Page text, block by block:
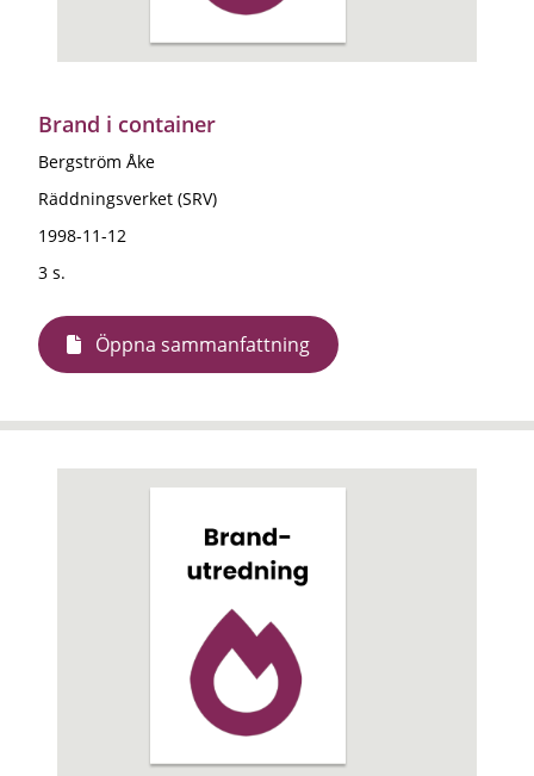
Brand i container
Bergström Åke
Räddningsverket (SRV)
1998-11-12
3 s.
Öppna sammanfattning